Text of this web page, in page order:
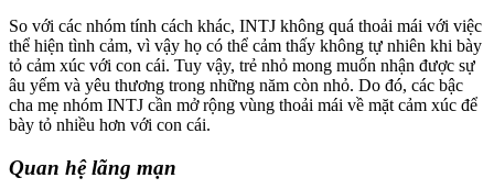
So với các nhóm tính cách khác, INTJ không quá thoải mái với việc
thể hiện tình cảm, vì vậy họ có thể cảm thấy không tự nhiên khi bày
tỏ cảm xúc với con cái. Tuy vậy, trẻ nhỏ mong muốn nhận được sự
âu yếm và yêu thương trong những năm còn nhỏ. Do đó, các bậc
cha mẹ nhóm INTJ cần mở rộng vùng thoải mái về mặt cảm xúc để
bày tỏ nhiều hơn với con cái.
Quan hệ lãng mạn